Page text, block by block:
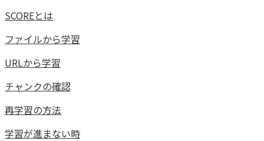
SCOREとは
ファイルから学習
URLから学習
チャンクの確認
再学習の方法
学習が進まない時